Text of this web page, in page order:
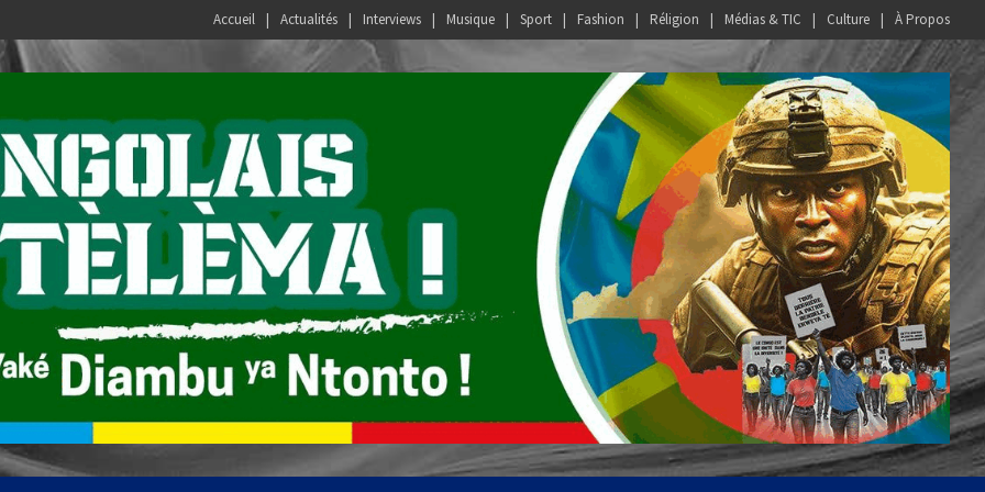
Accueil Actualités Interviews Musique Sport Fashion Réligion Médias & TIC Culture À Propos